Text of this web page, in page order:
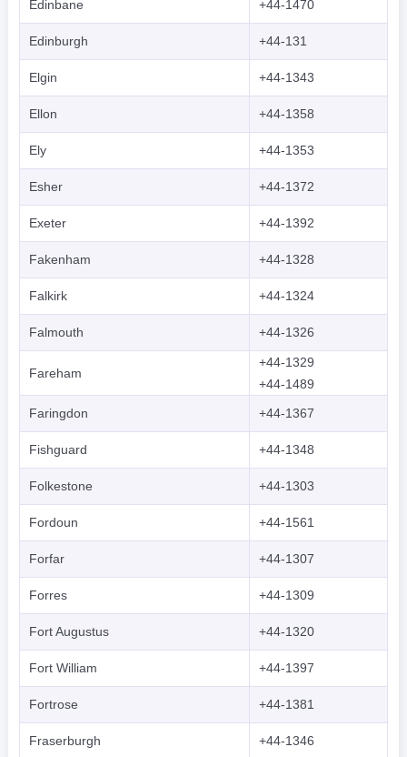
Edinbane +44-1470
Edinburgh +44-131
Elgin +44-1343
Ellon +44-1358
Ely +44-1353
Esher +44-1372
Exeter +44-1392
Fakenham +44-1328
Falkirk +44-1324
Falmouth +44-1326
Fareham
+44-1329
+44-1489
Faringdon
+44-1367
Fishguard +44-1348
Folkestone +44-1303
Fordoun +44-1561
Forfar +44-1307
Forres +44-1309
Fort Augustus +44-1320
Fort William +44-1397
Fortrose +44-1381
Fraserburgh +44-1346